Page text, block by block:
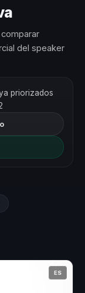
del speaker
ya priorizados
ES